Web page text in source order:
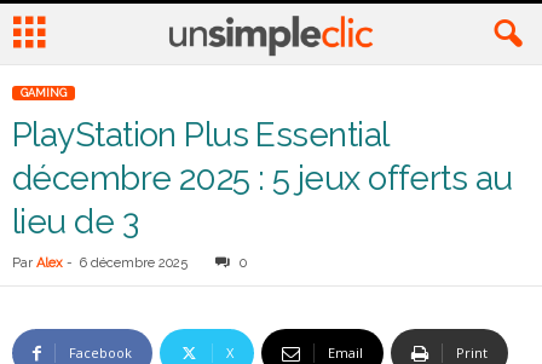
GAMING
PlayStation Plus Essential
décembre 2025 : 5 jeux offerts au
lieu de 3
Par Alex - 6 décembre 2025 0
Facebook X Email Print